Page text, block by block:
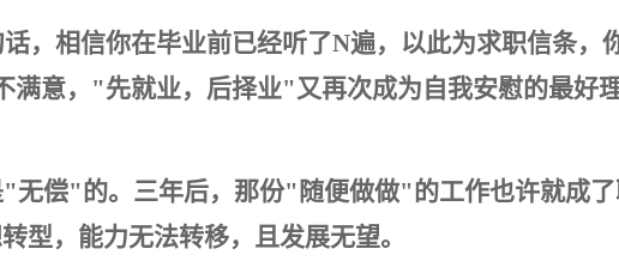
，相信你在毕业前已经听了N遍，以此为求职信条，
满意，"先就业，后择业"又再次成为自我安慰的最好
无偿"的。三年后，那份"随便做做"的工作也许就成了
型，能力无法转移，且发展无望。